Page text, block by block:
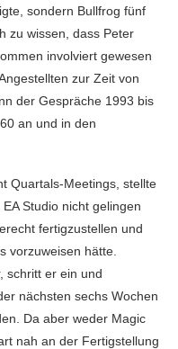
sondern Bullfrog fünf
zu wissen, dass Peter
involviert gewesen
zur Zeit von
der Gespräche 1993 bis
an und in den
Quartals-Meetings, stellte
Studio nicht gelingen
fertigzustellen und
vorzuweisen hätte.
schritt er ein und
nächsten sechs Wochen
Da aber weder Magic
nah an der Fertigstellung